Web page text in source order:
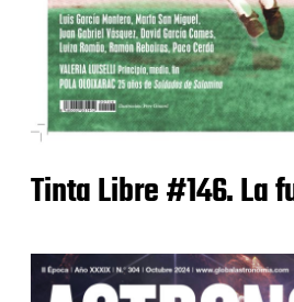
Tinta Libre #146. La